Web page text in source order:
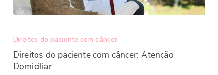
Direitos do paciente com câncer
Direitos do paciente com câncer: Atenção
Domiciliar